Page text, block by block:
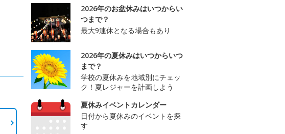
2026年のお盆休みはいつからい
つまで？
最大9連休となる場合もあり
2026年の夏休みはいつからいつ
まで？
学校の夏休みを地域別にチェッ
ク！夏レジャーを計画しよう
夏休みイベントカレンダー
日付から夏休みのイベントを探
す